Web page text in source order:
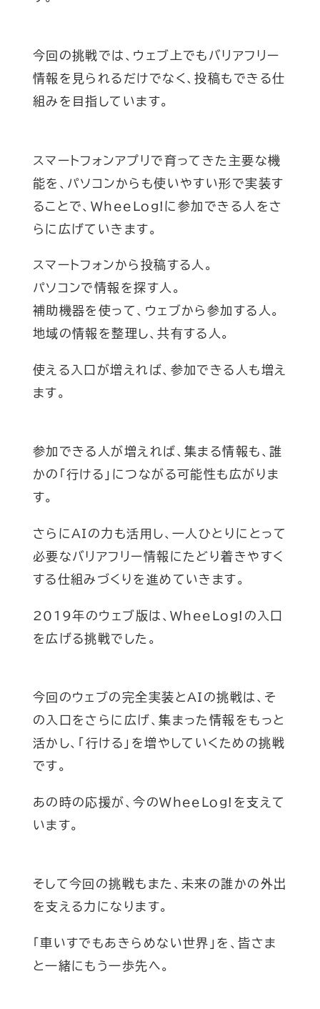
今回の挑戦では、ウェブ上でもバリアフリー
情報を見られるだけでなく、投稿もできる仕
組みを目指しています。
スマートフォンアプリで育ってきた主要な機
能を、パソコンからも使いやすい形で実装す
ることで、WheeLog!に参加できる人をさ
らに広げていきます。
スマートフォンから投稿する人。
パソコンで情報を探す人。
補助機器を使って、ウェブから参加する人。
地域の情報を整理し、共有する人。
使える入口が増えれば、参加できる人も増え
ます。
参加できる人が増えれば、集まる情報も、誰
かの「行ける」につながる可能性も広がりま
す。
さらにAIの力も活用し、一人ひとりにとって
必要なバリアフリー情報にたどり着きやすく
する仕組みづくりを進めていきます。
2019年のウェブ版は、WheeLog!の入口
を広げる挑戦でした。
今回のウェブの完全実装とAIの挑戦は、そ
の入口をさらに広げ、集まった情報をもっと
活かし、「行ける」を増やしていくための挑戦
です。
あの時の応援が、今のWheeLog!を支えて
います。
そして今回の挑戦もまた、未来の誰かの外出
を支える力になります。
「車いすでもあきらめない世界」を、皆さま
と一緒にもう一歩先へ。